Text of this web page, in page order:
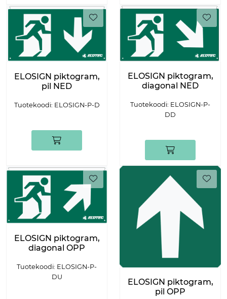
ELOSIGN piktogram,
pil NED
Tuotekoodi: ELOSIGN-P-D
ELOSIGN piktogram,
diagonal NED
Tuotekoodi: ELOSIGN-P-
DD
ELOSIGN piktogram,
diagonal OPP
Tuotekoodi: ELOSIGN-P-
DU
ELOSIGN piktogram,
pil OPP